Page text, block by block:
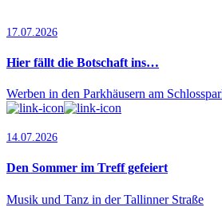
17.07.2026
Hier fällt die Botschaft ins…
Werben in den Parkhäusern am
14.07.2026
Den Sommer im Treff gefeiert
Musik und Tanz in der Tallinner Straße